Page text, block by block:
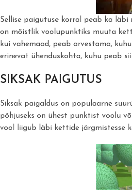
Sellise paigutuse korral peab ka läbi
on mõistlik voolupunktiks muuta
kui vahemaad, peab arvestama,
erinevat ühenduskohta, kuhu peab
SIKSAK PAIGUTUS
Siksak paigaldus on populaarne
põhjuseks on ühest punktist voolu
vool liigub läbi kettide järgmistesse